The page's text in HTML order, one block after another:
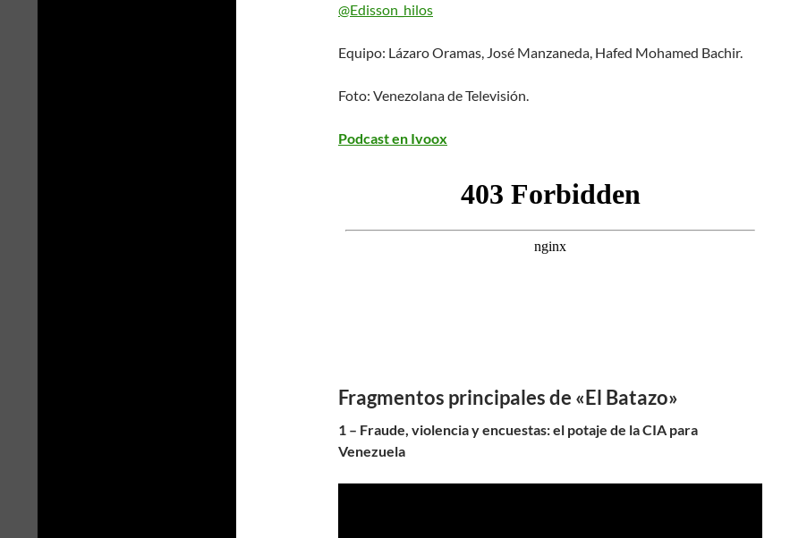
@Edisson_hilos
Equipo: Lázaro Oramas, José Manzaneda, Hafed Mohamed Bachir.
Foto: Venezolana de Televisión.
Podcast en Ivoox
Fragmentos principales de «El Batazo»
1 – Fraude, violencia y encuestas: el potaje de la CIA para
Venezuela